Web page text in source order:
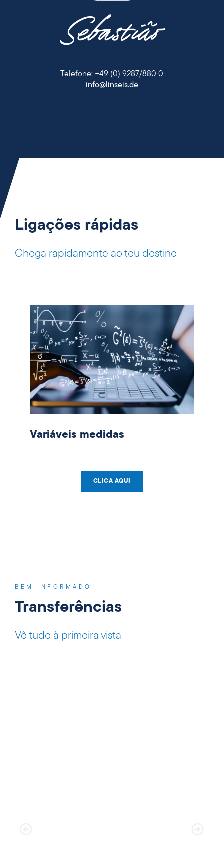
Sebastião
Telefone: +49 (0) 9287/880 0
info@linseis.de
Ligações rápidas
Chega rapidamente ao teu destino
Variáveis medidas
CLICA AQUI
BEM INFORMADO
Transferências
Vê tudo à primeira vista